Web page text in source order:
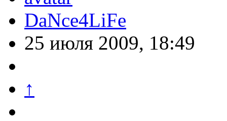
DaNce4LiFe
25 июля 2009, 18:49
↑